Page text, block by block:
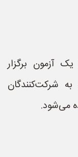
آزمون برگزار
شرکت‌کنندگان
می‌شود.